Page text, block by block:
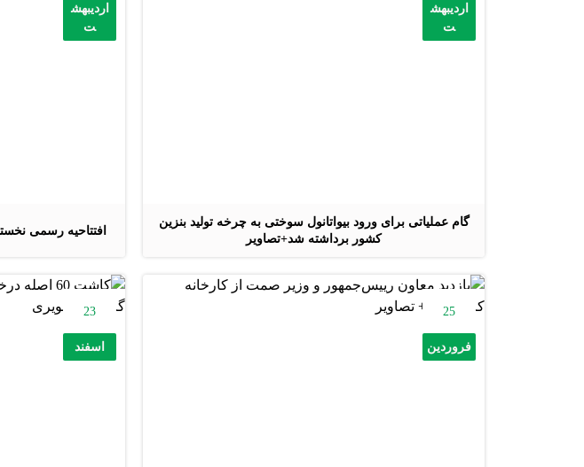
گام عملیاتی برای ورود بیواتانول سوختی به چرخه تولید بنزین
کشور برداشته شد+تصاویر
اردیبهش
ت
افتتاحیه رسمی
اردیبهش
ت
25
فروردین
23
اسفند